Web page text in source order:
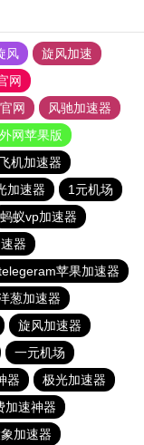
风
旋风加速
网
网
风驰加速器
网苹果版
机加速器
加速器
1元机场
蚂蚁vp加速器
器
苹果加速器
葱加速器
旋风加速器
一元机场
器
极光加速器
加速神器
加速器